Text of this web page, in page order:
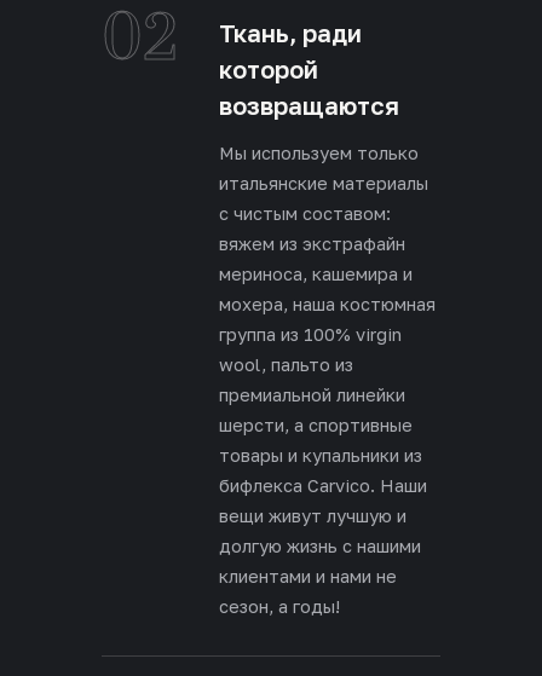
02
Ткань, ради
которой
возвращаются
Мы используем только
итальянские материалы
с чистым составом:
вяжем из экстрафайн
мериноса, кашемира и
мохера, наша костюмная
группа из 100% virgin
wool, пальто из
премиальной линейки
шерсти, а спортивные
товары и купальники из
бифлекса Carvico. Наши
вещи живут лучшую и
долгую жизнь с нашими
клиентами и нами не
сезон, а годы!